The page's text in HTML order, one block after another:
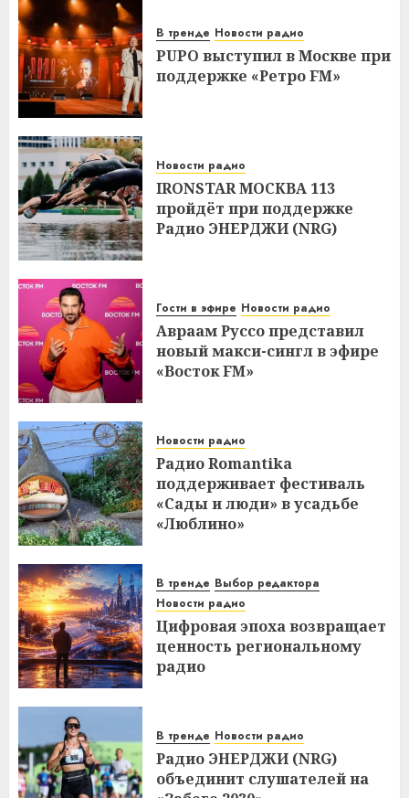
В тренде Новости радио
PUPO выступил в Москве при
поддержке «Ретро FM»
Новости радио
IRONSTAR МОСКВА 113
пройдёт при поддержке
Радио ЭНЕРДЖИ (NRG)
Гости в эфире Новости радио
Авраам Руссо представил
новый макси-сингл в эфире
«Восток FM»
Новости радио
Радио Romantika
поддерживает фестиваль
«Сады и люди» в усадьбе
«Люблино»
В тренде Выбор редактора
Новости радио
Цифровая эпоха возвращает
ценность региональному
радио
В тренде Новости радио
Радио ЭНЕРДЖИ (NRG)
объединит слушателей на